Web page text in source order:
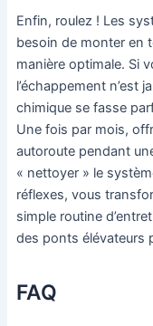
Enfin, roulez ! Les
besoin de monter en
manière optimale. Si
l’échappement n’est
chimique se fasse
Une fois par mois,
autoroute pendant
« nettoyer » le
réflexes, vous
simple routine
des ponts élévateurs
FAQ